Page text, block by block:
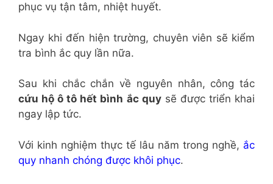
phục vụ tận tâm, nhiệt huyết.
Ngay khi đến hiện trường, chuyên viên sẽ kiểm
tra bình ắc quy lần nữa.
Sau khi chắc chắn về nguyên nhân, công tác
cứu hộ ô tô hết bình ắc quysẽ được triển khai
ngay lập tức.
Với kinh nghiệm thực tế lâu năm trong nghề, ắc
quy nhanh chóng được khôi phục.